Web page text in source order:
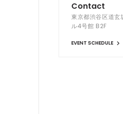
Contact
東京都渋谷区道
ル4号館 B2F
EVENT SCHEDULE